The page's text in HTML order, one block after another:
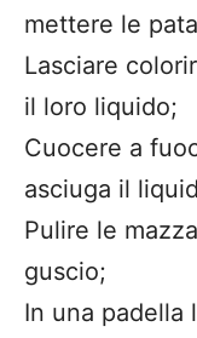
mettere le
Lasciare
il loro liquido;
Cuocere a
asciuga il
Pulire le
guscio;
In una padella